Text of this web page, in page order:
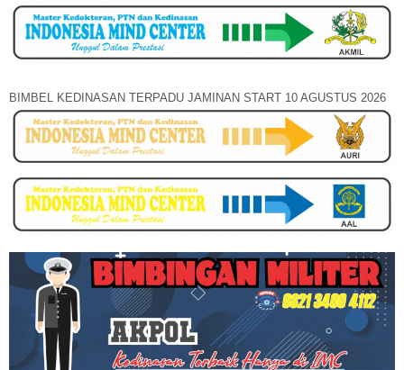
BIMBEL KEDINASAN TERPADU JAMINAN START 10 AGUSTUS 2026